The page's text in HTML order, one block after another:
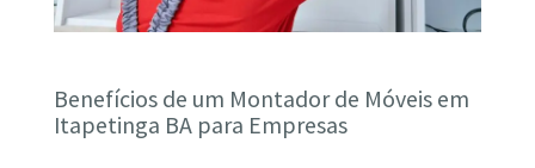
Benefícios de um Montador de Móveis em
Itapetinga BA para Empresas